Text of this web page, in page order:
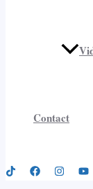
Contact